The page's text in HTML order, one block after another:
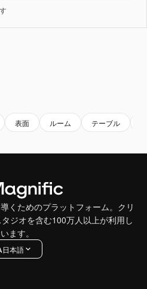
表面 ルーム テーブル
くためのプラットフォーム。クリ
ジオを含む100万人以上が利用し
ます。
日本語